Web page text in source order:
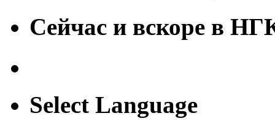
Сейчас и вскоре в
Select Language